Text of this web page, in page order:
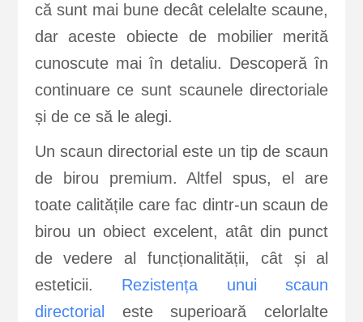
că sunt mai bune decât celelalte scaune,
dar aceste obiecte de mobilier merită
cunoscute mai în detaliu. Descoperă în
continuare ce sunt scaunele directoriale
și de ce să le alegi.
Un scaun directorial este un tip de scaun
de birou premium. Altfel spus, el are
toate calitățile care fac dintr-un scaun de
birou un obiect excelent, atât din punct
de vedere al funcționalității, cât și al
esteticii. Rezistența unui scaun
directorial
este superioară celorlalte